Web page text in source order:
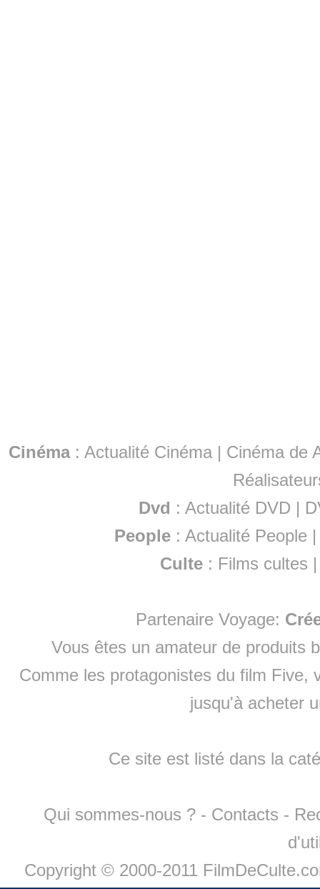
Cinéma: Actualité Cinéma | Cinéma de
Dvd : Actualité DVD |
People :Actualité People
Culte : Films cultes
Partenaire Voyage:
Vous êtes un amateur de produits
Comme les protagonistes du film Five,
jusqu'à acheter
Ce site est listé dans la
Qui sommes-nous ? - Contacts -
Copyright © 2000-2011